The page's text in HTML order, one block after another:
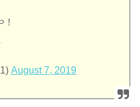
August 7, 2019